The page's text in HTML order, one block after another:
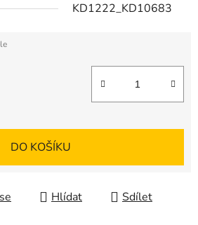
KD1222_KD10683
DO KOŠÍKU
Hlídat Sdílet